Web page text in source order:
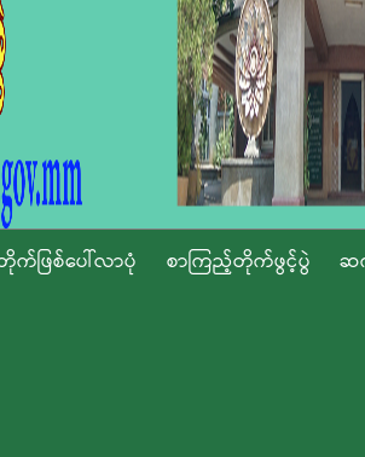
က်ဖြစ်ပေါ်လာပုံ စာကြည့်တိုက်ဖွင့်ပွဲ ဆ